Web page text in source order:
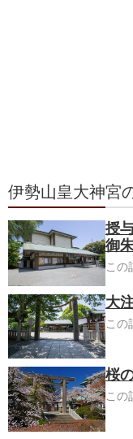
伊勢山皇大神宮
授
御
この
大
この
桜
この